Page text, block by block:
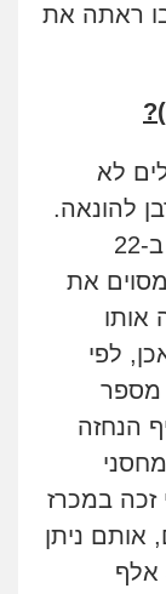
בו ראתה את
לא
להונאה.
באישום השני נגד בן דוד נטען, כי ב-22
את
אותו
לפי
מספר
הנחזה
זכה במכרז
אותם ניתן
יהיה לשחרר מהמכס תמורת 342 אלף